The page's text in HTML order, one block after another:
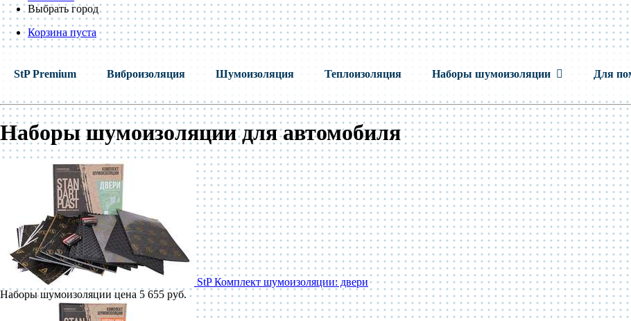
Выбрать город
Корзина пуста
StP Premium Виброизоляция Шумоизоляция Теплоизоляция Наборы шумоизоляции Для
Наборы шумоизоляции для автомобиля
StP Комплект шумоизоляции: двери
Наборы шумоизоляции цена 5 655 руб.